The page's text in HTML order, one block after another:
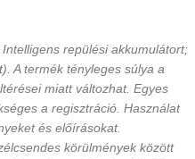
repülési akkumulátort;
A termék tényleges súlya a
miatt változhat. Egyes
a regisztráció. Használat
és előírásokat.
körülmények között